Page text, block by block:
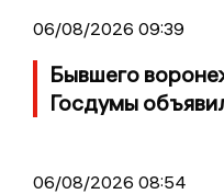
06/08/2026 09:39
Бывшего
Госдумы
06/08/2026 08:54